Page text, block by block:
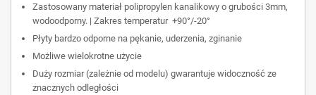
Zastosowany materiał polipropylen kanalikowy o grubości 3mm,
wodoodporny. | Zakres temperatur +90°/-20°
Płyty bardzo odporne na pękanie, uderzenia, zginanie
Możliwe wielokrotne użycie
Duży rozmiar (zależnie od modelu) gwarantuje widoczność ze
znacznych odległości